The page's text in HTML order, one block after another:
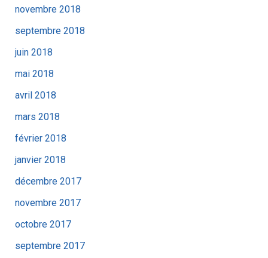
novembre 2018
septembre 2018
juin 2018
mai 2018
avril 2018
mars 2018
février 2018
janvier 2018
décembre 2017
novembre 2017
octobre 2017
septembre 2017